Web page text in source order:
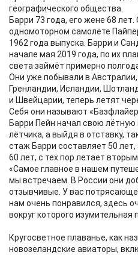
географического общества.
Барри 73 года, его жене 68
одномоторном самолёте
1962 года выпуска. Барри и
начале мая 2019 года, по их
света займёт примерно
Они уже побывали в
Гренландии, Исландии,
и Швейцарии, теперь летят
Себя они называют
Барри Пейн начал свою лётную
лётчика, а выйдя в отставку,
стаж Барри составляет 50
60 лет, с тех пор летает
«Самое главное в нашем
мы встречаем. В России они
отзывчивые. У вас
нам очень понравился, здесь
вокруг которого изумительная
Кругосветное плаванье, как
новозеландские авиаторы,